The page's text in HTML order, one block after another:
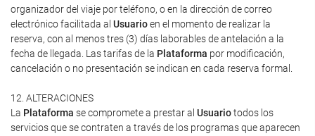
organizador del viaje por teléfono, o en la dirección de correo
electrónico facilitada al Usuarioen el momento de realizar la
reserva, con al menos tres (3) días laborables de antelación a la
fecha de llegada. Las tarifas de la Plataforma por modificación,
cancelación o no presentación se indican en cada reserva formal.
12. ALTERACIONES
La Plataforma se compromete a prestar al Usuariotodos los
servicios que se contraten a través de los programas que aparecen